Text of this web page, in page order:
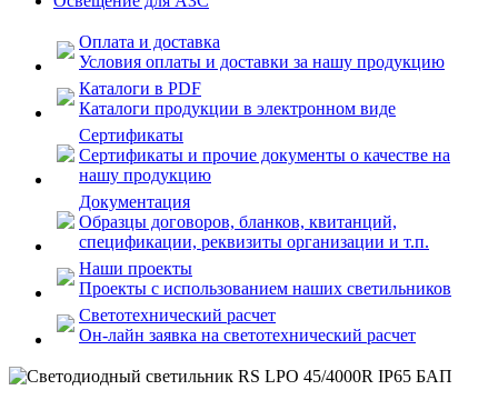
Оплата и доставка
Условия оплаты и доставки за нашу продукцию
Каталоги в PDF
Каталоги продукции в электронном виде
Сертификаты
Сертификаты и прочие документы о качестве на
нашу продукцию
Документация
Образцы договоров, бланков, квитанций,
спецификации, реквизиты организации и т.п.
Наши проекты
Проекты с использованием наших светильников
Светотехнический расчет
Он-лайн заявка на светотехнический расчет